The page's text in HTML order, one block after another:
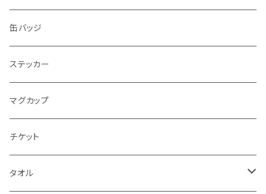
缶バッジ
ステッカー
マグカップ
チケット
タオル